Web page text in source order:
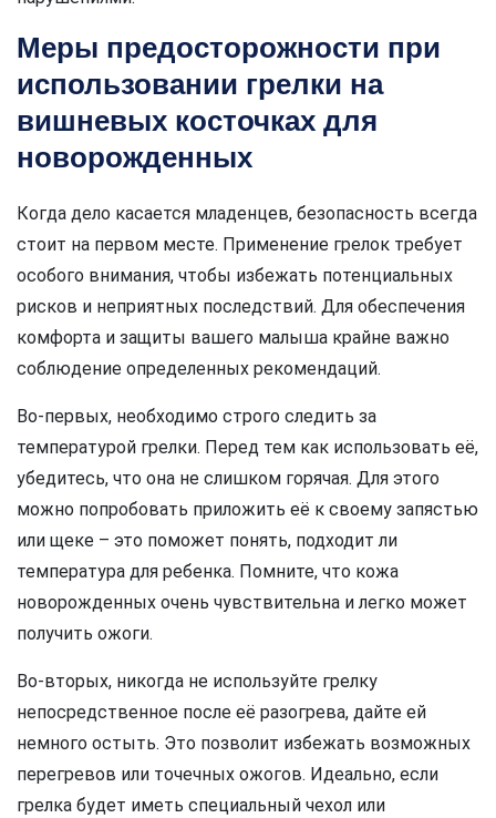
Меры предосторожности при
использовании грелки на
вишневых косточках для
новорожденных
Когда дело касается младенцев, безопасность всегда
стоит на первом месте. Применение грелок требует
особого внимания, чтобы избежать потенциальных
рисков и неприятных последствий. Для обеспечения
комфорта и защиты вашего малыша крайне важно
соблюдение определенных рекомендаций.
Во-первых, необходимо строго следить за
температурой грелки. Перед тем как использовать её,
убедитесь, что она не слишком горячая. Для этого
можно попробовать приложить её к своему запястью
или щеке – это поможет понять, подходит ли
температура для ребенка. Помните, что кожа
новорожденных очень чувствительна и легко может
получить ожоги.
Во-вторых, никогда не используйте грелку
непосредственное после её разогрева, дайте ей
немного остыть. Это позволит избежать возможных
перегревов или точечных ожогов. Идеально, если
грелка будет иметь специальный чехол или